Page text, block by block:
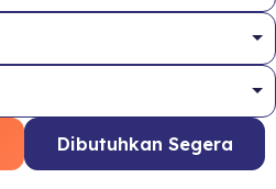
Dibutuhkan Segera